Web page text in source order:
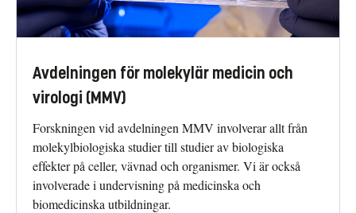
Avdelningen för molekylär medicin och
virologi (MMV)
Forskningen vid avdelningen MMV involverar allt från
molekylbiologiska studier till studier av biologiska
effekter på celler, vävnad och organismer. Vi är också
involverade i undervisning på medicinska och
biomedicinska utbildningar.